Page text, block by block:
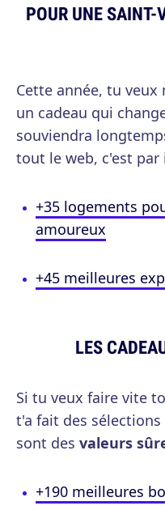
POUR UNE
Cette année, tu
un cadeau qui
souviendra
tout le web, c'est par
+35 logements
amoureux
+45 meilleures
LES
Si tu veux faire vite
t'a fait des
sont des valeurs
+190 meilleures